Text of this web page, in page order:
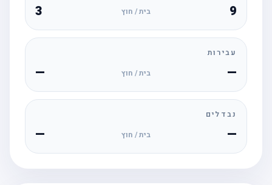
בית / חוץ
עבירות
— בית / חוץ —
נבדלים
— בית / חוץ —